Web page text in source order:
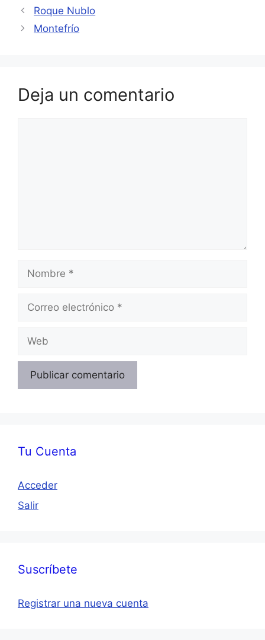
Roque Nublo
Montefrío
Deja un comentario
Nombre
Correo
Web
Tu Cuenta
Acceder
Salir
Suscríbete
Registrar una nueva cuenta